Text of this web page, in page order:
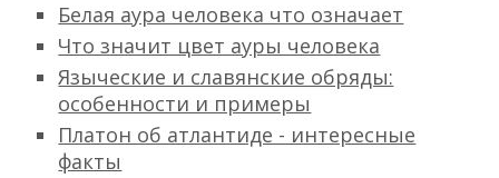
Белая аура человека что означает
Что значит цвет ауры человека
Языческие и славянские обряды:
особенности и примеры
Платон об атлантиде - интересные
факты